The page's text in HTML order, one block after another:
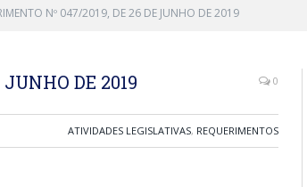
Nº 047/2019, DE 26 DE JUNHO DE 2019
DE 2019 0
ATIVIDADES LEGISLATIVAS, REQUERIMENTOS